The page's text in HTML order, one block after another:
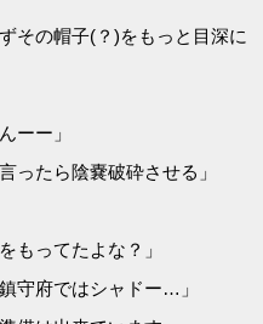
その帽子(？)をもっと目深に
ーー」
ったら陰嚢破砕させる」
もってたよな？」
守府ではシャドー…」